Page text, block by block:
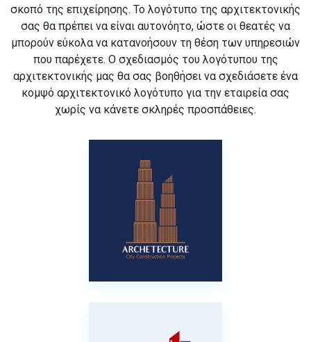
σκοπό της επιχείρησης. Το λογότυπο της αρχιτεκτονικής
σας θα πρέπει να είναι αυτονόητο, ώστε οι θεατές να
μπορούν εύκολα να κατανοήσουν τη θέση των υπηρεσιών
που παρέχετε. Ο σχεδιασμός του λογότυπου της
αρχιτεκτονικής μας θα σας βοηθήσει να σχεδιάσετε ένα
κομψό αρχιτεκτονικό λογότυπο για την εταιρεία σας
χωρίς να κάνετε σκληρές προσπάθειες.